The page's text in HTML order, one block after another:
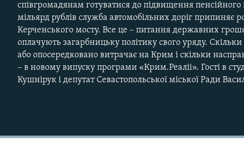
співгромадянам готуватися до підвищення
мільярд рублів служба автомобільних доріг припиняє
Керченського мосту. Все це – питання державних
оплачують загарбницьку політику свого уряду.
або опосередковано витрачає на Крим і скільки
– в новому випуску програми «Крим.Реаліі». Гості в
Кушнірук і депутат Севастопольської міської Ради